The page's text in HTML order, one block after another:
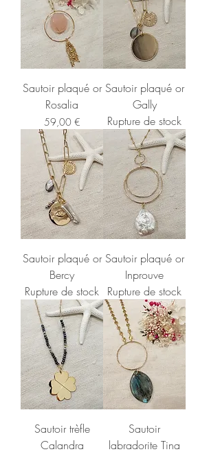
Sautoir plaqué or
Rosalia
Prix
59,00 €
Sautoir plaqué or
Gally
Rupture de stock
Sautoir plaqué or
Bercy
Rupture de stock
Sautoir plaqué or
Inprouve
Rupture de stock
Sautoir trèfle
Calandra
Sautoir
labradorite Tina